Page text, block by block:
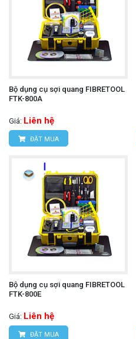
Bộ dụng cụ sợi quang FIBRETOOL
FTK-800A
Giá: Liên hệ
ĐẶT MUA
Bộ dụng cụ sợi quang FIBRETOOL
FTK-800E
Giá: Liên hệ
ĐẶT MUA